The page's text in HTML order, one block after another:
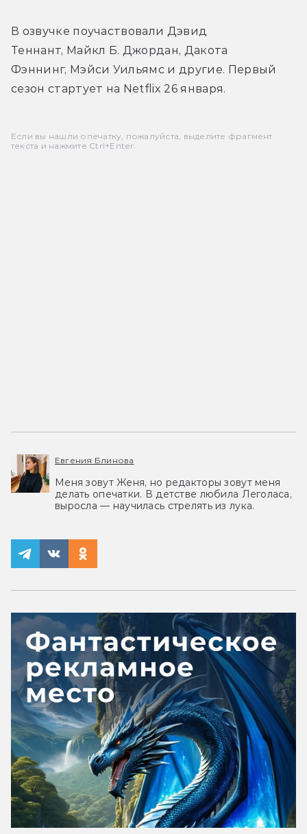
В озвучке поучаствовали Дэвид
Теннант, Майкл Б. Джордан, Дакота
Фэннинг, Мэйси Уильямс и другие. Первый
сезон стартует на Netflix 26 января.
Если вы нашли опечатку, пожалуйста, выделите фрагмент
текста и нажмите Ctrl+Enter.
Евгения Блинова
Меня зовут Женя, но редакторы зовут меня
делать опечатки. В детстве любила Леголаса,
выросла — научилась стрелять из лука.